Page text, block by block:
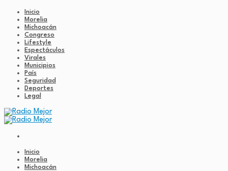
Inicio
Morelia
Michoacán
Congreso
Lifestyle
Espectáculos
Virales
Municipios
País
Seguridad
Deportes
Legal
Inicio
Morelia
Michoacán